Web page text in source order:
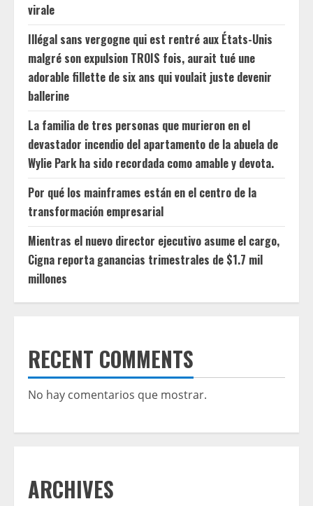
virale
Illégal sans vergogne qui est rentré aux États-Unis
malgré son expulsion TROIS fois, aurait tué une
adorable fillette de six ans qui voulait juste devenir
ballerine
La familia de tres personas que murieron en el
devastador incendio del apartamento de la abuela de
Wylie Park ha sido recordada como amable y devota.
Por qué los mainframes están en el centro de la
transformación empresarial
Mientras el nuevo director ejecutivo asume el cargo,
Cigna reporta ganancias trimestrales de $1.7 mil
millones
RECENT COMMENTS
No hay comentarios que mostrar.
ARCHIVES